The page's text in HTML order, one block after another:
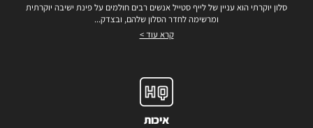
סלון יוקרתי הוא עניין של לייף סטייל אנשים רבים חולמים על פינת ישיבה יוקרתית
ומרשימה לחדר הסלון שלהם, ובצדק...
קרא עוד >
איכות